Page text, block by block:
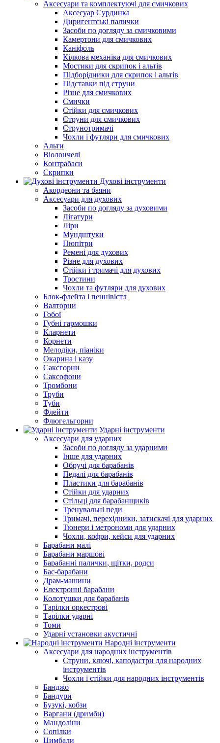
Аксесуари та комплектуючі для смичкових
Аксесуар Сурдинка
Диригентські палички
Засоби по догляду за смичковими
Камертони для смичкових
Каніфоль
Кілкова механіка для смичкових
Мостики для скрипок і альтів
Підборiдники для скрипок і альтів
Підставки під струни
Різне для смичкових
Смички
Стійки для смичкових
Струни для смичкових
Струнотримачі
Чохли і футляри для смичкових
Альти
Віолончелі
Контрабаси
Скрипки
Духові інструменти
Акордеони та баяни
Аксесуари для духових
Засоби по догляду за духовими
Лігатури
Ліри
Мундштуки
Пюпітри
Ремені для духових
Різне для духових
Стійки і тримачі для духових
Тростини
Чохли та футляри для духових
Блок-флейта і пеннівістл
Валторни
Гобої
Губні гармошки
Кларнети
Корнети
Мелодіки, піаніки
Окарина і казу
Саксгорни
Саксофони
Тромбони
Труби
Туби
Флейти
Флюгельгорни
Ударні інструменти
Аксесуари для ударних
Засоби по догляду за ударними
Інше для ударних
Обручі для барабанів
Педалі для барабанів
Пластики для барабанів
Стійки для ударних
Стільці для барабанщиків
Тренувальні педи
Тримачі, перехідники, затискачі для ударних
Тюнери і метрономи для ударних
Чохли, кофри, кейси для ударних
Барабани малі
Барабани маршові
Барабанні палички, щітки, родси
Бас-барабани
Драм-машини
Електронні барабани
Колотушки для барабанів
Тарілки оркестрові
Тарілки ударні
Томи
Ударні установки акустичні
Народні інструменти
Аксесуари для народних інструментів
Струни, ключі, каподастри для народних
інструментів
Чохли і стійки для народних інструментів
Банджо
Бандури
Бузукі, кобзи
Варгани (дримби)
Мандоліни
Сопілки
Цимбали